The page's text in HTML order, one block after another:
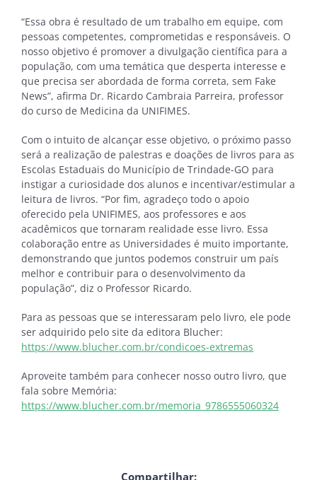
“Essa obra é resultado de um trabalho em equipe, com
pessoas competentes, comprometidas e responsáveis. O
nosso objetivo é promover a divulgação científica para a
população, com uma temática que desperta interesse e
que precisa ser abordada de forma correta, sem Fake
News”, afirma Dr. Ricardo Cambraia Parreira, professor
do curso de Medicina da UNIFIMES.
Com o intuito de alcançar esse objetivo, o próximo passo
será a realização de palestras e doações de livros para as
Escolas Estaduais do Município de Trindade-GO para
instigar a curiosidade dos alunos e incentivar/estimular a
leitura de livros. “Por fim, agradeço todo o apoio
oferecido pela UNIFIMES, aos professores e aos
acadêmicos que tornaram realidade esse livro. Essa
colaboração entre as Universidades é muito importante,
demonstrando que juntos podemos construir um país
melhor e contribuir para o desenvolvimento da
população”, diz o Professor Ricardo.
Para as pessoas que se interessaram pelo livro, ele pode
ser adquirido pelo site da editora Blucher:
https://www.blucher.com.br/condicoes-extremas
Aproveite também para conhecer nosso outro livro, que
fala sobre Memória:
https://www.blucher.com.br/memoria_9786555060324
Compartilhar: